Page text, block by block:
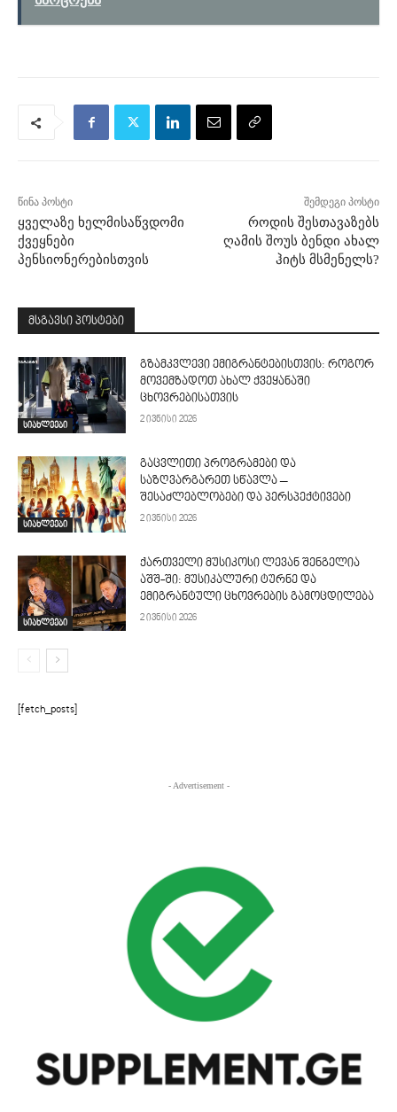
წინა პოსტი
ყველაზე ხელმისაწვდომი
ქვეყნები
პენსიონერებისთვის
შემდეგი პოსტი
როდის შესთავაზებს
ღამის შოუს ბენდი ახალ
ჰიტს მსმენელს?
მსგავსი პოსტები
სიახლეები
გზამკვლევი ემიგრანტებისთვის: როგორ
მოვემზადოთ ახალ ქვეყანაში
ცხოვრებისათვის
2 ივნისი 2026
სიახლეები
გაცვლითი პროგრამები და
საზღვარგარეთ სწავლა –
შესაძლებლობები და პერსპექტივები
2 ივნისი 2026
სიახლეები
ქართველი მუსიკოსი ლევან შენგელია
აშშ-ში: მუსიკალური ტურნე და
ემიგრანტული ცხოვრების გამოცდილება
2 ივნისი 2026
[fetch_posts]
- Advertisement -